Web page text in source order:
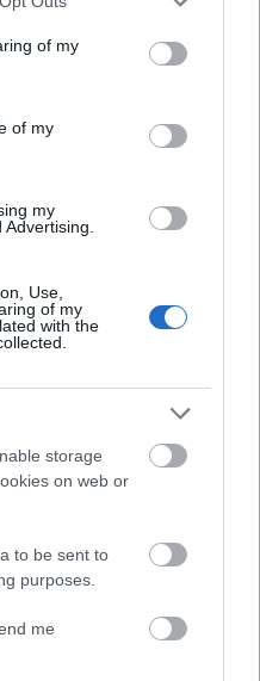
You may click to
and its third-party tags to
purposes in below Google
of my
of my
my
Use,
of my
with the
storage
on web or
to be sent to
purposes.
me
turno de Arzamendia
en Granada sin
una sanción de un partido
y Sergio tendrá que
obligada de Aleix Vidal
el próximo domingo.
otros no estaba siendo
lo que su baja no supondrá
derbi contra el Betis con
en ataque, Lucas
por acumulación de